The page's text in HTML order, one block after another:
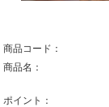
商品コード：
商品名：
ポイント：